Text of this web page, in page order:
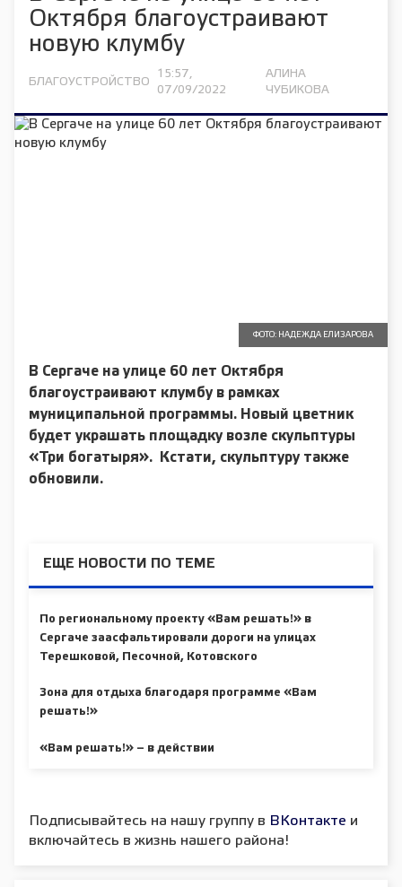
Октября благоустраивают
новую клумбу
БЛАГОУСТРОЙСТВО
15:57,
07/09/2022
АЛИНА
ЧУБИКОВА
ФОТО: НАДЕЖДА ЕЛИЗАРОВА
В Сергаче на улице 60 лет Октября
благоустраивают клумбу в рамках
муниципальной программы. Новый цветник
будет украшать площадку возле скульптуры
«Три богатыря». Кстати, скульптуру также
обновили.
ЕЩЕ НОВОСТИ ПО ТЕМЕ
По региональному проекту «Вам решать!» в
Сергаче заасфальтировали дороги на улицах
Терешковой, Песочной, Котовского
Зона для отдыха благодаря программе «Вам
решать!»
«Вам решать!» – в действии
Подписывайтесь на нашу группу в ВКонтакте и
включайтесь в жизнь нашего района!